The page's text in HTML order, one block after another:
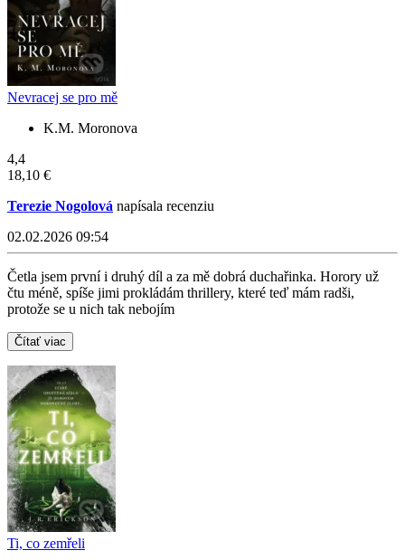
Nevracej se pro mě
K.M. Moronova
4,4
18,10 €
Terezie Nogolová napísala recenziu
02.02.2026 09:54
Četla jsem první i druhý díl a za mě dobrá duchařinka. Horory už
čtu méně, spíše jimi prokládám thrillery, které teď mám radši,
protože se u nich tak nebojím
Čítať viac
Ti, co zemřeli